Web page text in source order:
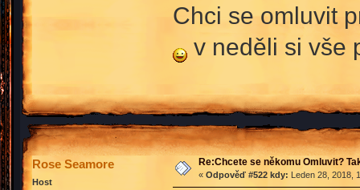
Chci se omluvit
v neděli si vše
Rose Seamore
Host
Re:Chcete se někomu Omluvit?
« Odpověď #522 kdy: Leden 28, 2018,